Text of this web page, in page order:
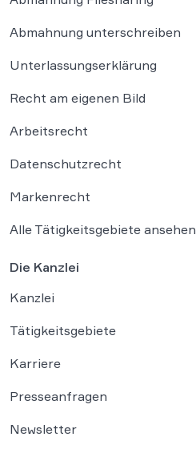
Abmahnung unterschreiben
Unterlassungserklärung
Recht am eigenen Bild
Arbeitsrecht
Datenschutzrecht
Markenrecht
Alle Tätigkeitsgebiete ansehen
Die Kanzlei
Kanzlei
Tätigkeitsgebiete
Karriere
Presseanfragen
Newsletter